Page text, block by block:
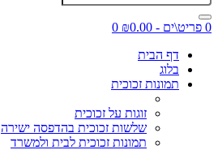
0 פריט\ים - ₪0.00
0
דף הבית
בלוג
תמונות זכוכית
זוגות על זכוכית
שלשות זכוכית בהדפסה ישירה
תמונות זכוכית לבית ולמשרד